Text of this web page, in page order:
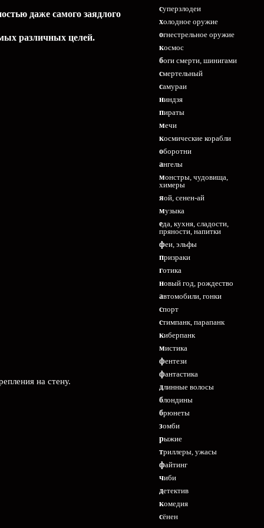
даже самого заядлого
различных целей.
на стену.
суперзлодеи
холодное оружие
огнестрельное оружие
космос
боги смерти, шинигами
смертельный
самураи
ниндзя
пираты
мечи
космические корабли
оборотни
ангелы
монстры, чудовища,
химеры
яой, сенен-ай
музыка
еда, кухня, сладости,
пряности, напитки
феи, эльфы
призраки
готика
новый год, рождество
автомобили, гонки
спорт
стимпанк, парапанк
киберпанк
мистика
фентези
фантастика
длинные волосы
блондины
брюнеты
зомби
рыжие
триллеры, ужасы
файтинг
чиби
детектив
комедия
сёнен